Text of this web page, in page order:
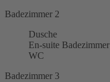
Badezimmer 2
Dusche
En-suite Badezimmer
WC
Badezimmer 3